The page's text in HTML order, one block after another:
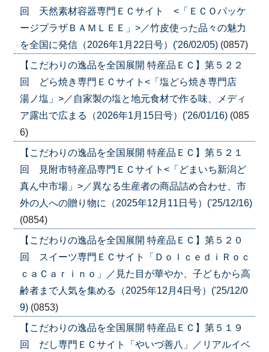
回 天然素材容器専門ＥＣサイト <「ＥＣＯパッケ
ージプラザＢＡＭＬＥＥ」>／竹皮使った品々の魅力
を全国に発信（2026年1月22日号）('26/02/05) (0857)
【こだわりの逸品を全国展開 特産品ＥＣ】第５２２
回 どら焼き専門ＥＣサイト<「塩どら焼き専門店
湯ノ塩」>／自家製の塩と地元食材で作る味、メディ
ア露出で広まる（2026年1月15日号）('26/01/16) (085
6)
【こだわりの逸品を全国展開 特産品ＥＣ】第５２１
回 見附市特産品専門ＥＣサイト<「どまいち新潟ど
真ん中市場」>／異なる生産者の商品詰め合わせ、市
外の人への贈り物に（2025年12月11日号）('25/12/16)
(0854)
【こだわりの逸品を全国展開 特産品ＥＣ】第５２０
回 スイーツ専門ＥＣサイト「ＤｏｌｃｅｄｉＲｏｃ
ｃａＣａｒｉｎｏ」／見た目が華やか、子どもから高
齢者まで人気を集める（2025年12月4日号）('25/12/0
9) (0853)
【こだわりの逸品を全国展開 特産品ＥＣ】第５１９
回 だし専門ＥＣサイト「やいづ善八」／リアルイベ